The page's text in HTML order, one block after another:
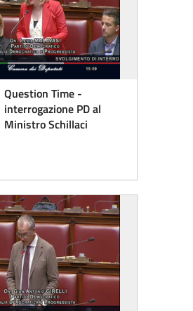
Question Time -
interrogazione PD al
Ministro Schillaci